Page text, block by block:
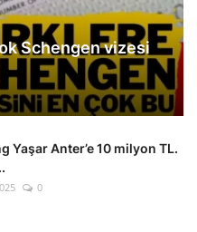
Schengen vizesi
Yaşar Anter’e 10 milyon TL.
0